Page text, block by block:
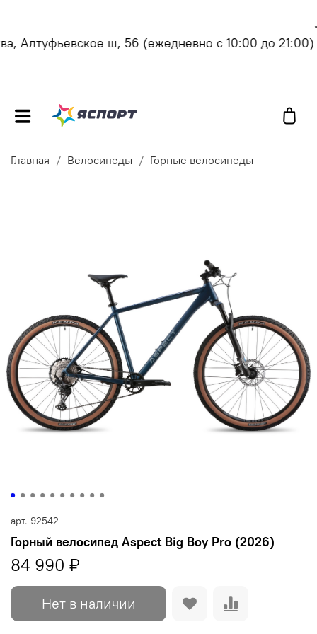
Алтуфьевское ш, 56(ежедневно с 10:00 до 21:00)
Главная Велосипеды Горные велосипеды
арт. 92542
Горный велосипед Aspect Big Boy Pro (2026)
84 990 ₽
Нет в наличии